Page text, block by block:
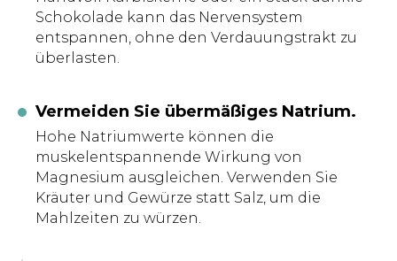
Schokolade kann das Nervensystem
entspannen, ohne den Verdauungstrakt zu
überlasten.
Vermeiden Sie übermäßiges Natrium.
Hohe Natriumwerte können die
muskelentspannende Wirkung von
Magnesium ausgleichen. Verwenden Sie
Kräuter und Gewürze statt Salz, um die
Mahlzeiten zu würzen.